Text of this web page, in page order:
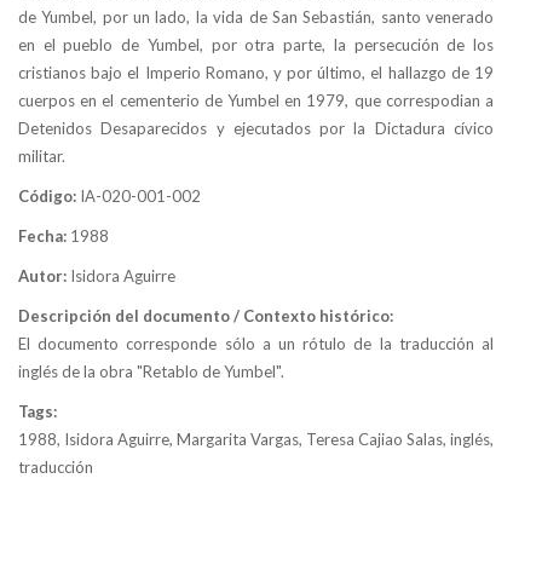
de Yumbel, por un lado, la vida de San Sebastián, santo venerado
en el pueblo de Yumbel, por otra parte, la persecución de los
cristianos bajo el Imperio Romano, y por último, el hallazgo de 19
cuerpos en el cementerio de Yumbel en 1979, que correspodian a
Detenidos Desaparecidos y ejecutados por la Dictadura cívico
militar.
Código: IA-020-001-002
Fecha: 1988
Autor: Isidora Aguirre
Descripción del documento / Contexto histórico:
El documento corresponde sólo a un rótulo de la traducción al
inglés de la obra "Retablo de Yumbel".
Tags:
1988, Isidora Aguirre, Margarita Vargas, Teresa Cajiao Salas, inglés,
traducción